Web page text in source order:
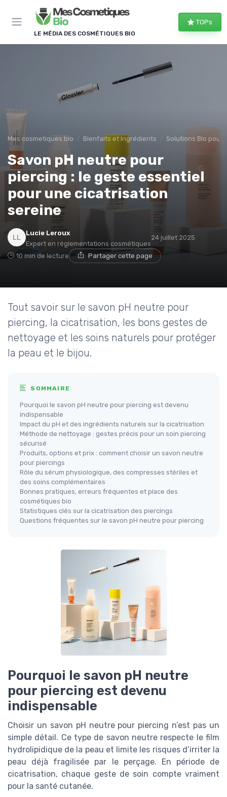
LE MÉDIA DES COSMÉTIQUES BIO
TOPs
Mes cosmetiques bio Bienfaits et Ingrédients Solutions Bio pour
Savon pH neutre pour
piercing : le geste essentiel
pour une cicatrisation
sereine
Lucie Leroux
Expert en réglementations cosmétiques
24 juillet 2025
10 min de lecture Partager cette page
Tout savoir sur le savon pH neutre pour
piercing, la cicatrisation, les bons gestes de
nettoyage et les soins naturels pour protéger
la peau et le bijou.
SOMMAIRE
Pourquoi le savon pH neutre pour piercing est devenu
indispensable
Impact du pH et des ingrédients naturels sur la cicatrisation
Méthode de nettoyage : gestes précis pour un soin piercing
sécurisé
Produits, options et prix : comment choisir un savon neutre
pour piercings
Rôle du sérum physiologique, des compresses stériles et
des soins complémentaires
Bonnes pratiques, erreurs fréquentes et place des
cosmétiques bio
Statistiques clés sur la cicatrisation des piercings
Questions fréquentes sur le savon pH neutre pour piercing
Pourquoi le savon pH neutre
pour piercing est devenu
indispensable
Choisir un savon pH neutre pour piercing n’est pas un
simple détail. Ce type de savon neutre respecte le film
hydrolipidique de la peau et limite les risques d’irriter la
peau déjà fragilisée par le perçage. En période de
cicatrisation, chaque geste de soin compte vraiment
pour la santé cutanée.
Panneau de gestion des cookies